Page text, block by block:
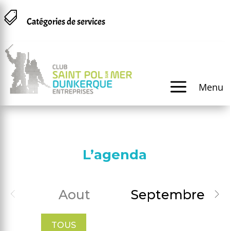
 Catégories de services
a Menu
L’agenda
Aout Septembre
TOUS
Panneau de gestion des cookies